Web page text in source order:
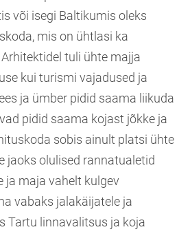
või isegi Baltikumis oleks
mis on ühtlasi ka
tuli ühte majja
kui turismi vajadused ja
ja ümber pidid saama liikuda
pidid saama kojast jõkke ja
sobis ainult platsi ühte
jaoks olulised rannatualetid
ja maja vahelt kulgev
vabaks jalakäijatele ja
Tartu linnavalitsus ja koja